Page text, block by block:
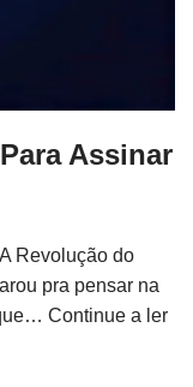
Assinar
Revolução do
pra pensar na
Continue a ler